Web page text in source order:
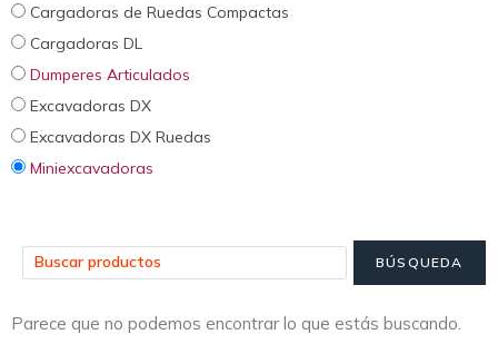
Cargadoras de Ruedas Compactas
Cargadoras DL
Dumperes Articulados
Excavadoras DX
Excavadoras DX Ruedas
Miniexcavadoras
Parece que no podemos encontrar lo que estás buscando.